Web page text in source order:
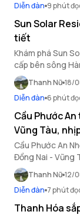
Diễn đàn 9 phút
Sun Solar
tiết
Khám phá Sun
cấp bên sông
2025, cơ hội đầu
Thanh Nữ 18/
Diễn đàn 6 phút
Cầu Phước
Vũng Tàu,
Cầu Phước An
Đồng Nai - Vũng
tác động mạnh
Thanh Nữ 12/
Diễn đàn 7 phút
Thanh Hóa